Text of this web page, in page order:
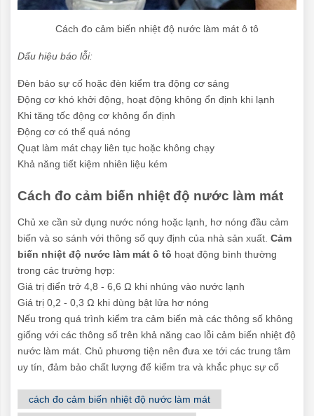
Cách đo cảm biến nhiệt độ nước làm mát ô tô
Dấu hiệu báo lỗi:
Đèn báo sự cố hoặc đèn kiểm tra động cơ sáng
Động cơ khó khởi động, hoạt động không ổn định khi lạnh
Khi tăng tốc động cơ không ổn định
Động cơ có thể quá nóng
Quạt làm mát chạy liên tục hoặc không chạy
Khả năng tiết kiệm nhiên liệu kém
Cách đo cảm biến nhiệt độ nước làm mát
Chủ xe cần sử dụng nước nóng hoặc lạnh, hơ nóng đầu cảm
biến và so sánh với thông số quy định của nhà sản xuất. Cảm
biến nhiệt độ nước làm mát ô tô hoạt động bình thường
trong các trường hợp:
Giá trị điển trở 4,8 - 6,6 Ω khi nhúng vào nước lạnh
Giá trị 0,2 - 0,3 Ω khi dùng bật lửa hơ nóng
Nếu trong quá trình kiểm tra cảm biến mà các thông số không
giống với các thông số trên khả năng cao lỗi cảm biến nhiệt độ
nước làm mát. Chủ phương tiện nên đưa xe tới các trung tâm
uy tín, đảm bảo chất lượng để kiểm tra và khắc phục sự cố
cách đo cảm biến nhiệt độ nước làm mát